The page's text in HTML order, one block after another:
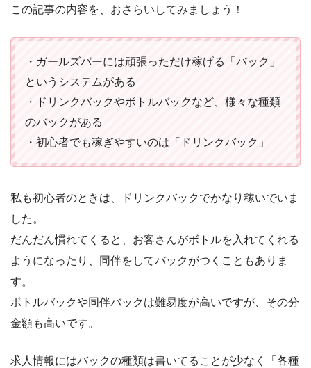
この記事の内容を、おさらいしてみましょう！
・ガールズバーには頑張っただけ稼げる「バック」
というシステムがある
・ドリンクバックやボトルバックなど、様々な種類
のバックがある
・初心者でも稼ぎやすいのは「ドリンクバック」
私も初心者のときは、ドリンクバックでかなり稼いでいま
した。
だんだん慣れてくると、お客さんがボトルを入れてくれる
ようになったり、同伴をしてバックがつくこともありま
す。
ボトルバックや同伴バックは難易度が高いですが、その分
金額も高いです。
求人情報にはバックの種類は書いてることが少なく「各種